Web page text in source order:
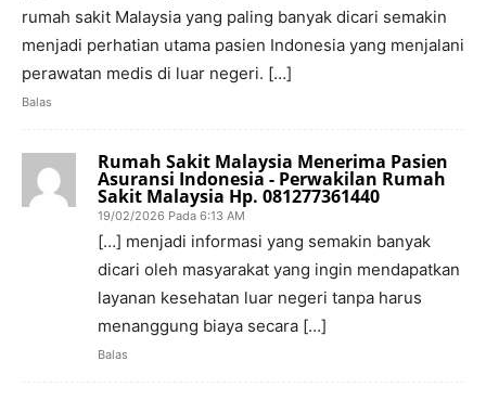
rumah sakit Malaysia yang paling banyak dicari semakin
menjadi perhatian utama pasien Indonesia yang menjalani
perawatan medis di luar negeri. […]
Balas
Rumah Sakit Malaysia Menerima Pasien
Asuransi Indonesia - Perwakilan Rumah
Sakit Malaysia Hp. 081277361440
19/02/2026 Pada 6:13 AM
[…] menjadi informasi yang semakin banyak
dicari oleh masyarakat yang ingin mendapatkan
layanan kesehatan luar negeri tanpa harus
menanggung biaya secara […]
Balas